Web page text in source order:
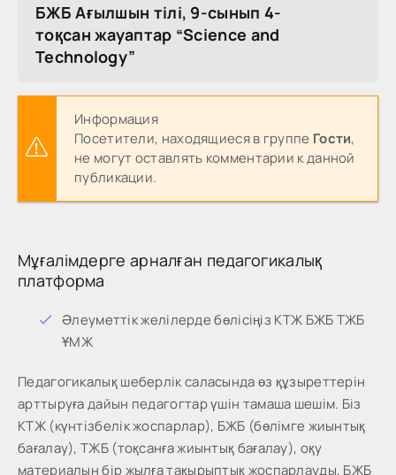
БЖБ Ағылшын тілі, 9-сынып 4-
тоқсан жауаптар “Science and
Technology”
Информация
Посетители, находящиеся в группе Гости,
не могут оставлять комментарии к данной
публикации.
Мұғалімдерге арналған педагогикалық
платформа
Әлеуметтік желілерде бөлісіңіз КТЖ БЖБ ТЖБ
ҰМЖ
Педагогикалық шеберлік саласында өз құзыреттерін
арттыруға дайын педагогтар үшін тамаша шешім. Біз
КТЖ (күнтізбелік жоспарлар), БЖБ (бөлімге жиынтық
бағалау), ТЖБ (тоқсанға жиынтық бағалау), оқу
материалын бір жылға тақырыптық жоспарлауды, БЖБ